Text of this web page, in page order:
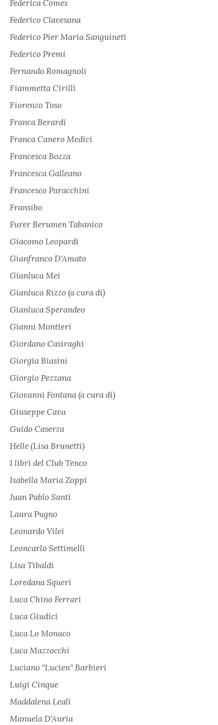
Federica Comes
Federico Clavesana
Federico Pier Maria Sanguineti
Federico Premi
Fernando Romagnoli
Fiammetta Cirilli
Fiorenzo Toso
Franca Berardi
Franca Canero Medici
Francesca Bozza
Francesca Galleano
Francesco Paracchini
Fransibo
Furer Berumen Tabanico
Giacomo Leopardi
Gianfranco D'Amato
Gianluca Mei
Gianluca Rizzo (a cura di)
Gianluca Sperandeo
Gianni Montieri
Giordano Casiraghi
Giorgia Biasini
Giorgio Pezzana
Giovanni Fontana (a cura di)
Giuseppe Cava
Guido Caserza
Helle (Lisa Brunetti)
I libri del Club Tenco
Isabella Maria Zoppi
Juan Pablo Santi
Laura Pugno
Leonardo Vilei
Leoncarlo Settimelli
Lisa Tibaldi
Loredana Squeri
Luca Chino Ferrari
Luca Giudici
Luca Lo Monaco
Luca Mazzocchi
Luciano "Lucien" Barbieri
Luigi Cinque
Maddalena Leali
Manuela D'Auria